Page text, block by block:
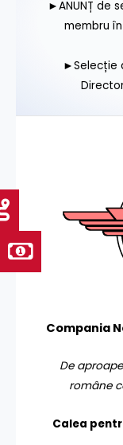
►ANUNȚ de
membru în
►Selecție
Compania
De
române
Calea